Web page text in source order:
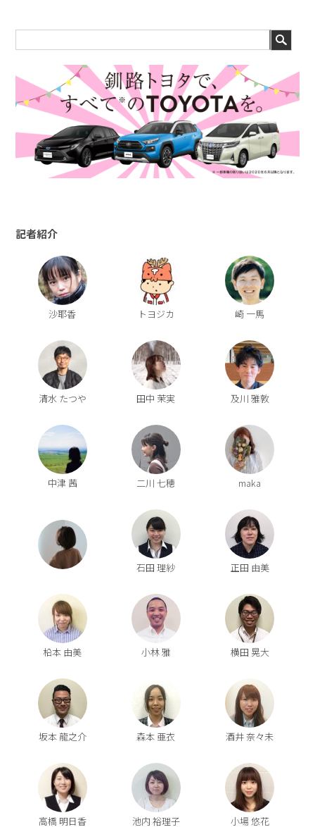
記者紹介
沙耶香 トヨジカ 崎 一馬
清水 たつや 田中 茉実 及川 雅敦
中津 茜 二川 七穂 maka
石田 理紗 正田 由美
柗本 由美 小林 雅 横田 晃大
坂本 龍之介 森本 亜衣 酒井 奈々未
高橋 明日香 池内 裕理子 小場 悠花